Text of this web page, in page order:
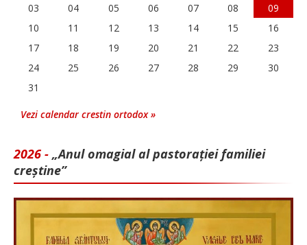
03
04 05 06 07 08
09
10
11 12 13 14 15
16
17
18 19 20 21 22
23
24
25 26 27 28 29
30
31
Vezi calendar crestin ortodox »
2026 - „Anul omagial al pastorației familiei
creștine”